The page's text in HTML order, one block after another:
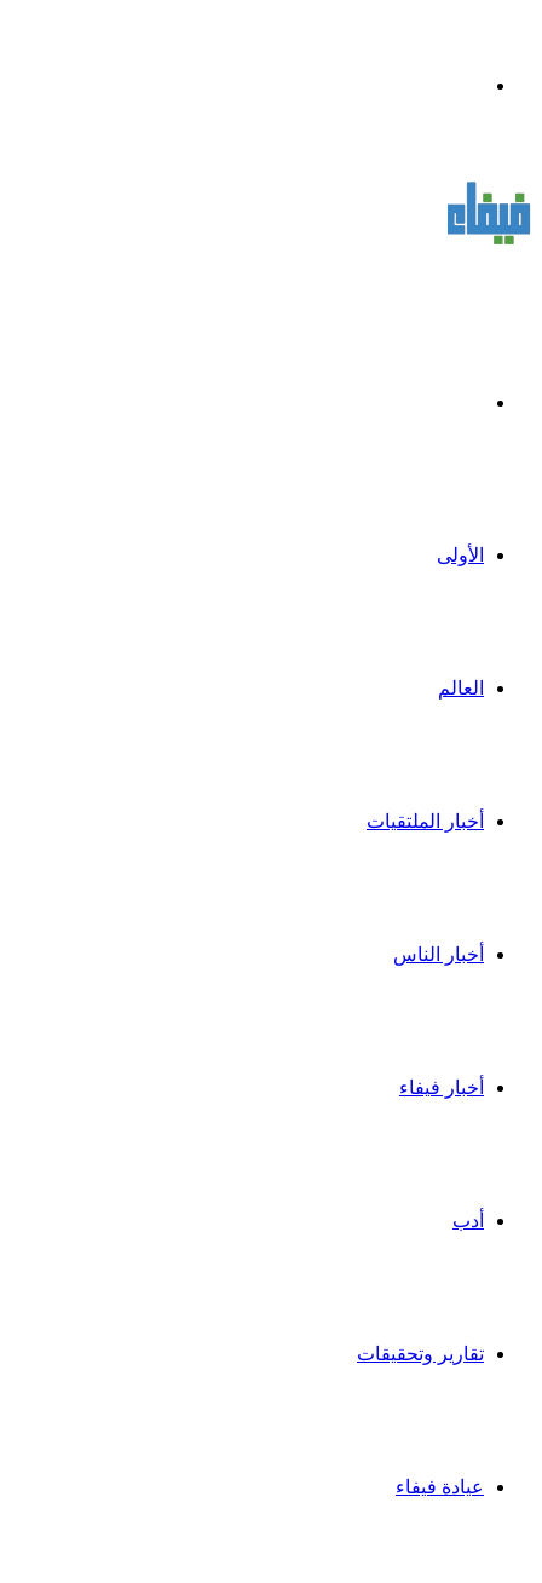
الأولى
العالم
أخبار الملتقيات
أخبار الناس
أخبار فيفاء
أدب
تقارير وتحقيقات
عيادة فيفاء